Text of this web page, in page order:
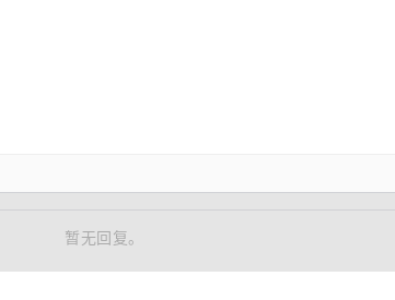
暂无回复。